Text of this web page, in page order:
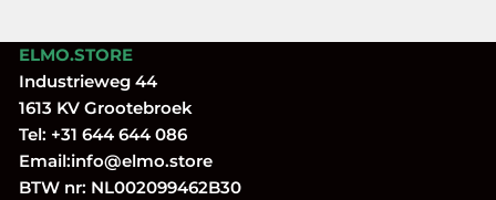
ELMO.STORE
Industrieweg 44
1613 KV Grootebroek
Tel: +31 644 644 086
Email:info@elmo.store
BTW nr: NL002099462B30